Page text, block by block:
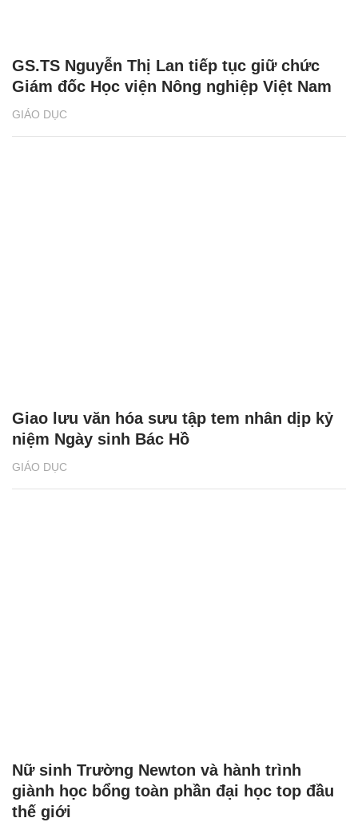
GIÁO DỤC
GS.TS Nguyễn Thị Lan tiếp tục giữ chức
Giám đốc Học viện Nông nghiệp Việt Nam
GIÁO DỤC
Giao lưu văn hóa sưu tập tem nhân dịp kỷ
niệm Ngày sinh Bác Hồ
Nữ sinh Trường Newton và hành trình
giành học bổng toàn phần đại học top đầu
thế giới